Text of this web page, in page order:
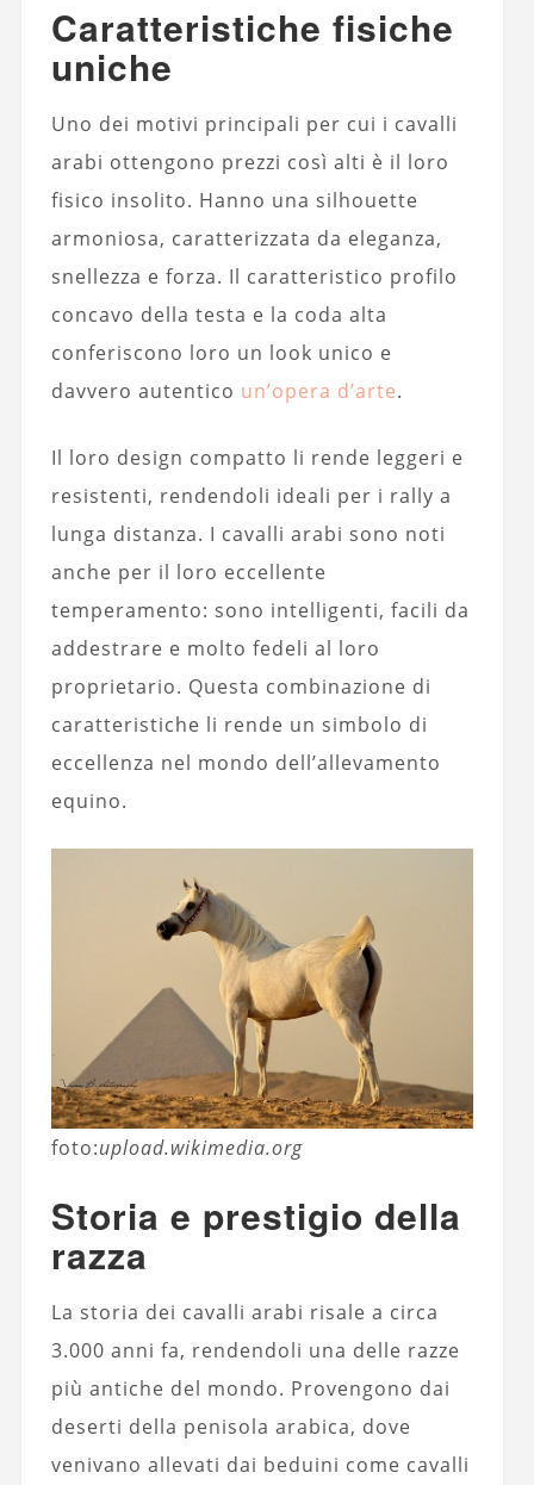
Caratteristiche fisiche
uniche
Uno dei motivi principali per cui i cavalli
arabi ottengono prezzi così alti è il loro
fisico insolito. Hanno una silhouette
armoniosa, caratterizzata da eleganza,
snellezza e forza. Il caratteristico profilo
concavo della testa e la coda alta
conferiscono loro un look unico e
davvero autentico un’opera d’arte.
Il loro design compatto li rende leggeri e
resistenti, rendendoli ideali per i rally a
lunga distanza. I cavalli arabi sono noti
anche per il loro eccellente
temperamento: sono intelligenti, facili da
addestrare e molto fedeli al loro
proprietario. Questa combinazione di
caratteristiche li rende un simbolo di
eccellenza nel mondo dell’allevamento
equino.
foto:upload.wikimedia.org
Storia e prestigio della
razza
La storia dei cavalli arabi risale a circa
3.000 anni fa, rendendoli una delle razze
più antiche del mondo. Provengono dai
deserti della penisola arabica, dove
venivano allevati dai beduini come cavalli